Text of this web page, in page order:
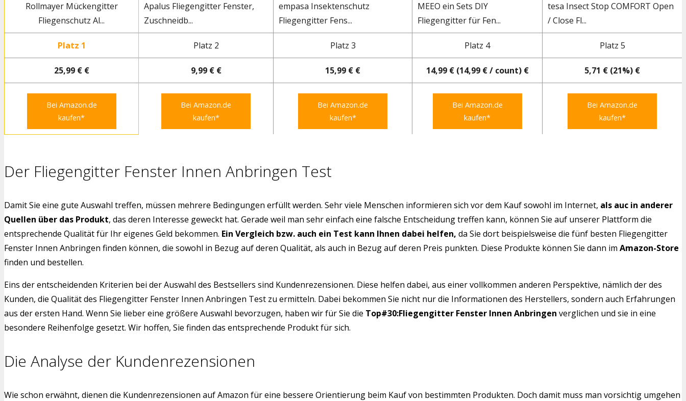
Rollmayer Mückengitter
Fliegenschutz Al...
Apalus Fliegengitter Fenster,
Zuschneidb...
empasa Insektenschutz
Fliegengitter Fens...
MEEO ein Sets DIY
Fliegengitter für Fen...
tesa Insect Stop COMFORT Open
/ Close Fl...
Platz 1 Platz 2 Platz 3 Platz 4 Platz 5
25,99 € € 9,99 € € 15,99 € € 14,99 € (14,99 € / count) € 5,71 € (21%) €
Bei Amazon.de
kaufen*
Bei Amazon.de
kaufen*
Bei Amazon.de
kaufen*
Bei Amazon.de
kaufen*
Bei Amazon.de
kaufen*
Der Fliegengitter Fenster Innen Anbringen Test
Damit Sie eine gute Auswahl treffen, müssen mehrere Bedingungen erfüllt werden. Sehr viele Menschen informieren sich vor dem Kauf sowohl im Internet, als auc in anderer
Quellen über das Produkt, das deren Interesse geweckt hat. Gerade weil man sehr einfach eine falsche Entscheidung treffen kann, können Sie auf unserer Plattform die
entsprechende Qualität für Ihr eigenes Geld bekommen. Ein Vergleich bzw. auch ein Test kann Ihnen dabei helfen, da Sie dort beispielsweise die fünf besten Fliegengitter
Fenster Innen Anbringen finden können, die sowohl in Bezug auf deren Qualität, als auch in Bezug auf deren Preis punkten. Diese Produkte können Sie dann im Amazon-Store
finden und bestellen.
Eins der entscheidenden Kriterien bei der Auswahl des Bestsellers sind Kundenrezensionen. Diese helfen dabei, aus einer vollkommen anderen Perspektive, nämlich der des
Kunden, die Qualität des Fliegengitter Fenster Innen Anbringen Test zu ermitteln. Dabei bekommen Sie nicht nur die Informationen des Herstellers, sondern auch Erfahrungen
aus der ersten Hand. Wenn Sie lieber eine größere Auswahl bevorzugen, haben wir für Sie die Top#30:Fliegengitter Fenster Innen Anbringen verglichen und sie in eine
besondere Reihenfolge gesetzt. Wir hoffen, Sie finden das entsprechende Produkt für sich.
Die Analyse der Kundenrezensionen
Wie schon erwähnt, dienen die Kundenrezensionen auf Amazon für eine bessere Orientierung beim Kauf von bestimmten Produkten. Doch damit muss man vorsichtig umgehen